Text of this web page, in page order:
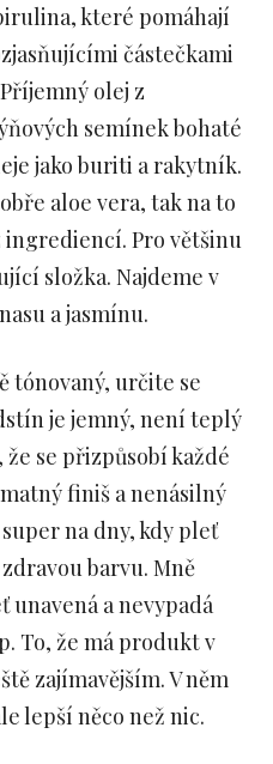
které pomáhají
částečkami
olej z
semínek bohaté
jako buriti a rakytník.
aloe vera, tak na to
ingrediencí. Pro většinu
složka. Najdeme v
a jasmínu.
tónovaný, určite se
je jemný, není teplý
se přizpůsobí každé
finiš a nenásilný
na dny, kdy pleť
barvu. Mně
unavená a nevypadá
To, že má produkt v
zajímavějším. V něm
lepší něco než nic.